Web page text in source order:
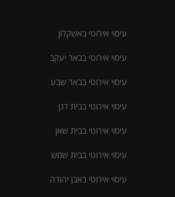
עיסוי אירוטי באשקלון
עיסוי אירוטי בבאר יעקב
עיסוי אירוטי בבאר שבע
עיסוי אירוטי בבית דגן
עיסוי אירוטי בבית שאן
עיסוי אירוטי בבית שמש
עיסוי אירוטי באבן יהודה